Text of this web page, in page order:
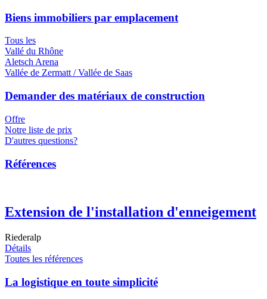
Biens immobiliers par emplacement
Tous les
Vallé du Rhône
Aletsch Arena
Vallée de Zermatt / Vallée de Saas
Demander des matériaux de construction
Offre
Notre liste de prix
D'autres questions?
Références
Extension de l'installation d'enneigement
Riederalp
Détails
Toutes les références
La logistique en toute simplicité